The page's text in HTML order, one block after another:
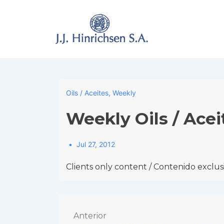
Oils / Aceites, Weekly
Weekly Oils /
Jul 27, 2012
Clients only content / Contenido
Navegación
Anterior